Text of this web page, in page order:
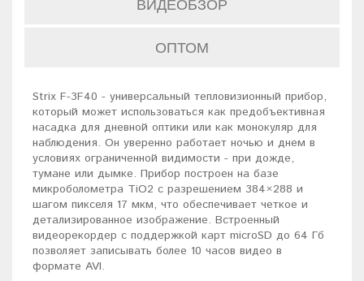
ВИДЕОБЗОР
ОПТОМ
Strix F-3F40 - универсальный тепловизионный прибор,
который может использоваться как предобъективная
насадка для дневной оптики или как монокуляр для
наблюдения. Он уверенно работает ночью и днем в
условиях ограниченной видимости - при дожде,
тумане или дымке. Прибор построен на базе
микроболометра TiO2 с разрешением 384×288 и
шагом пикселя 17 мкм, что обеспечивает четкое и
детализированное изображение. Встроенный
видеорекордер с поддержкой карт microSD до 64 Гб
позволяет записывать более 10 часов видео в
формате AVI.